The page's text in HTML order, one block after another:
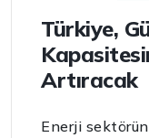
Türkiye,
Artıracak
Enerji